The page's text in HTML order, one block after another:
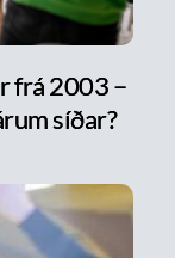
frá 2003 –
síðar?